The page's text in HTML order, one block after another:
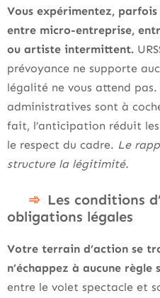
Vous expérimentez,
entre micro-entreprise,
ou artiste intermittent.
prévoyance ne supporte
légalité ne vous attend
administratives sont à
fait, l’anticipation réduit
le respect du cadre. Le
structure la légitimité.
Les conditions
obligations légales
Votre terrain d’action se
n’échappez à aucune règle
entre le volet spectacle et